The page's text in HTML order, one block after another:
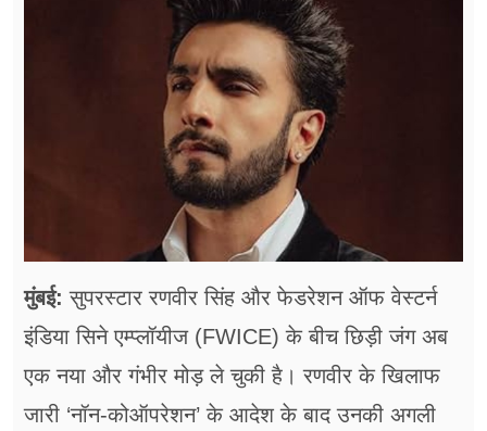
मुंबई: सुपरस्टार रणवीर सिंह और फेडरेशन ऑफ वेस्टर्न
इंडिया सिने एम्प्लॉयीज (FWICE) के बीच छिड़ी जंग अब
एक नया और गंभीर मोड़ ले चुकी है। रणवीर के खिलाफ
जारी ‘नॉन-कोऑपरेशन’ के आदेश के बाद उनकी अगली